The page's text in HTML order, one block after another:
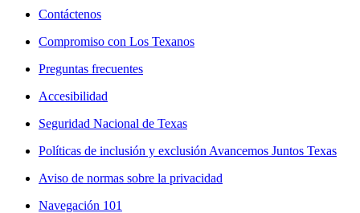
Contáctenos
Compromiso con Los Texanos
Preguntas frecuentes
Accesibilidad
Seguridad Nacional de Texas
Políticas de inclusión y exclusión Avancemos Juntos Texas
Aviso de normas sobre la privacidad
Navegación 101